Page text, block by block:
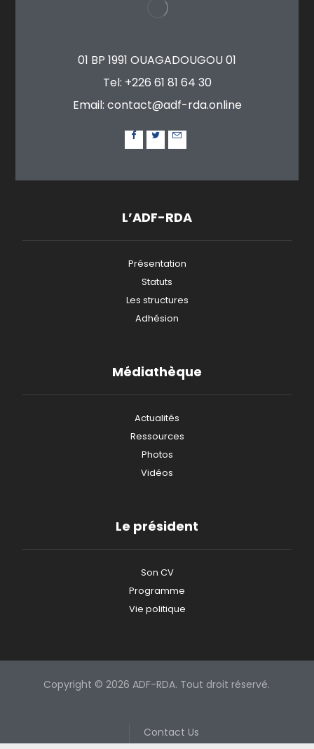
01 BP 1991 OUAGADOUGOU 01
Tel: +226 61 81 64 30
Email: contact@adf-rda.online
L’ADF-RDA
Présentation
Statuts
Les structures
Adhésion
Médiathèque
Actualités
Ressources
Photos
Vidéos
Le président
Son CV
Programme
Vie politique
Copyright © 2026 ADF-RDA. Tout droit réservé.
Contact Us